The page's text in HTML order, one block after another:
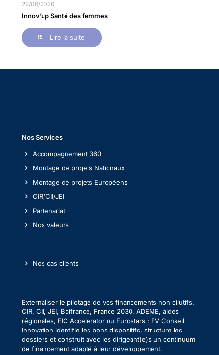
22/06/2026
Innov’up Santé des femmes
Lire la suite
Nos Services
Accompagnement 360
Montage de projets Nationaux
Montage de projets Européens
CIR/CII/JEI
Partenariat
Nos valeurs
Nos cas clients
Externaliser le pilotage de vos financements non dilutifs.
CIR, CII, JEI, Bpifrance, France 2030, ADEME, aides
régionales, EIC Accelerator ou Eurostars : FV Conseil
Innovation identifie les bons dispositifs, structure les
dossiers et construit avec les dirigeant(e)s un continuum
de financement adapté à leur développement.